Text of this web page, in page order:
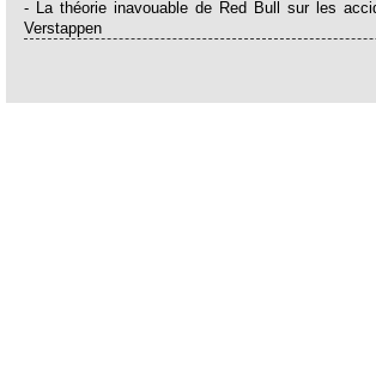
- La théorie inavouable de Red Bull sur les
Verstappen